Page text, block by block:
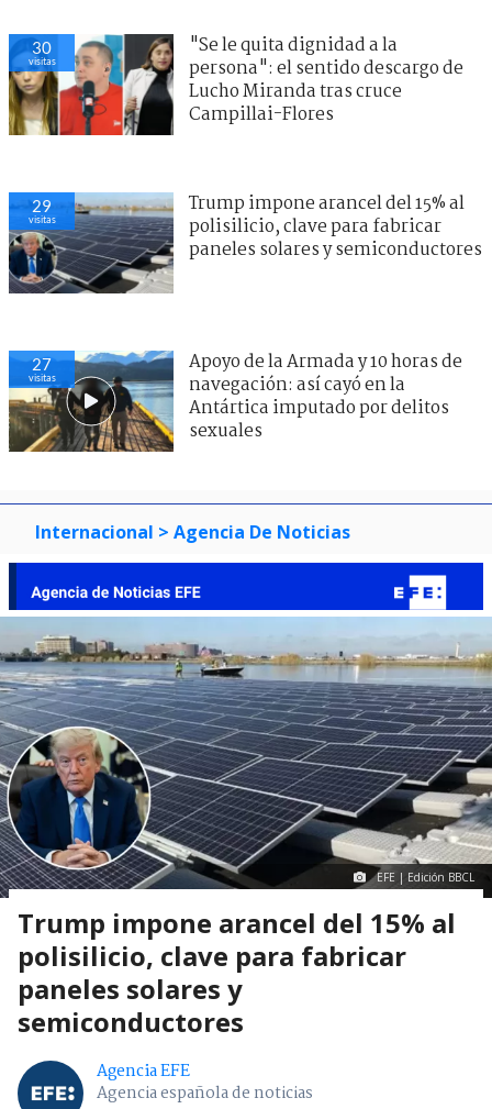
30
visitas
"Se le quita dignidad a la
persona": el sentido descargo de
Lucho Miranda tras cruce
Campillai-Flores
29
visitas
Trump impone arancel del 15% al
polisilicio, clave para fabricar
paneles solares y semiconductores
27
visitas
Apoyo de la Armada y 10 horas de
navegación: así cayó en la
Antártica imputado por delitos
sexuales
Internacional > Agencia De Noticias
EFE | Edición BBCL
Trump impone arancel del 15% al
polisilicio, clave para fabricar
paneles solares y
semiconductores
Agencia EFE
Agencia española de noticias